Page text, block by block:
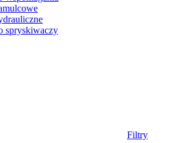
spryskiwaczy
Filtry